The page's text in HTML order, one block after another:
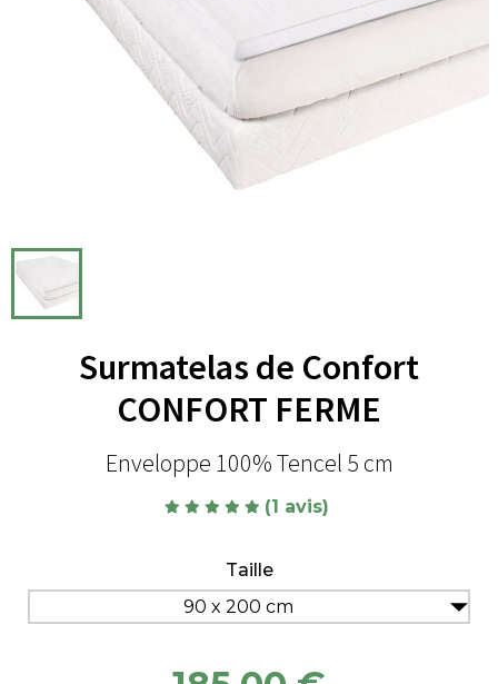
Surmatelas de Confort
CONFORT FERME
Enveloppe 100% Tencel 5 cm
(1 avis)
Taille
90 x 200 cm